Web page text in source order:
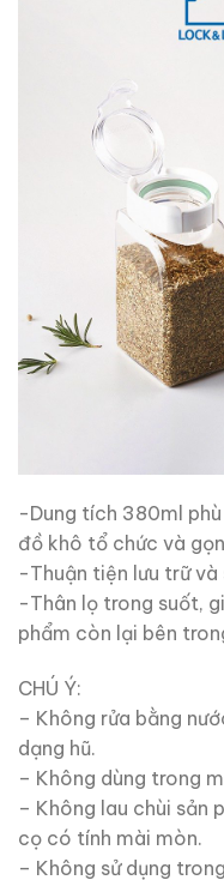
-Dung tích 380ml
đồ khô tổ chức và
-Thuận tiện lưu trữ
-Thân lọ trong suốt,
phẩm còn lại bên
CHÚ Ý:
– Không rửa bằng
dạng hũ.
– Không dùng trong
– Không lau chùi sản
cọ có tính mài mòn.
– Không sử dụng